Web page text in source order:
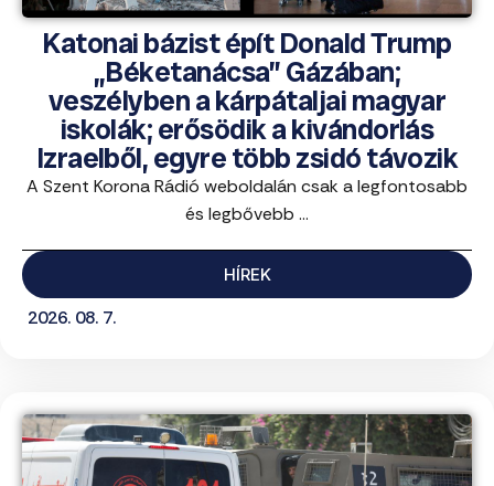
Katonai bázist épít Donald Trump
„Béketanácsa” Gázában;
veszélyben a kárpátaljai magyar
iskolák; erősödik a kivándorlás
Izraelből, egyre több zsidó távozik
A Szent Korona Rádió weboldalán csak a legfontosabb
és legbővebb ...
HÍREK
2026. 08. 7.